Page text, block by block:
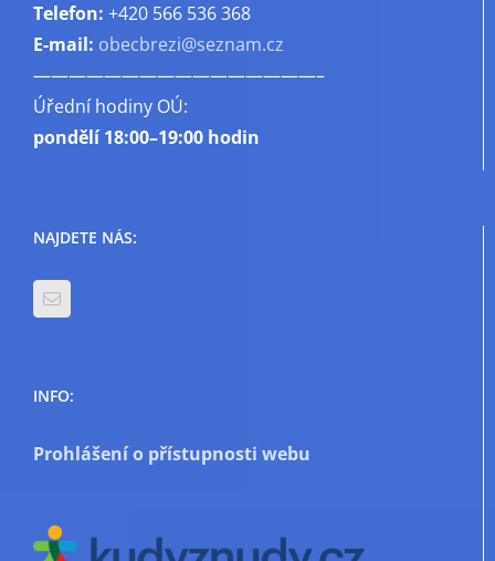
Telefon: +420 566 536 368
E-mail: obecbrezi@seznam.cz
————————————————–
Úřední hodiny OÚ:
pondělí18:00–19:00 hodin
NAJDETE NÁS:
INFO:
Prohlášení o přístupnosti webu